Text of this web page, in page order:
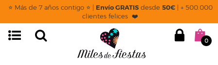
⭐ Más de 7 años contigo ⭐ | Envío GRATISdesde 50€| + 500.000
clientes felices ❤️
0